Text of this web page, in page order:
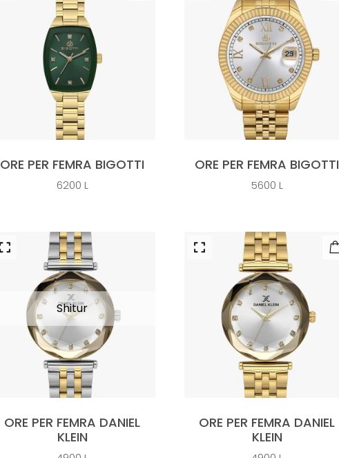
ORE PER FEMRA BIGOTTI
6200 L
ORE PER FEMRA BIGOTTI
5600 L
ORE PER FEMRA DANIEL
KLEIN
ORE PER FEMRA DANIEL
KLEIN